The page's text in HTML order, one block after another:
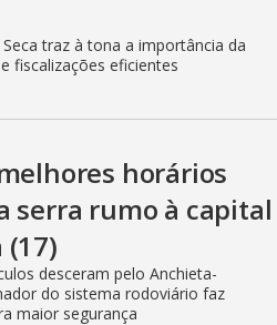
traz à tona a importância da
fiscalizações eficientes
horários
serra rumo à capital
desceram pelo Anchieta-
do sistema rodoviário faz
maior segurança